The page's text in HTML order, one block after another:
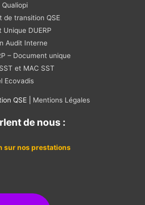
Qualiopi
de transition QSE
Unique DUERP
Audit Interne
– Document unique
et MAC SST
Ecovadis
QSE | Mentions Légales
de nous :
sur nos prestations